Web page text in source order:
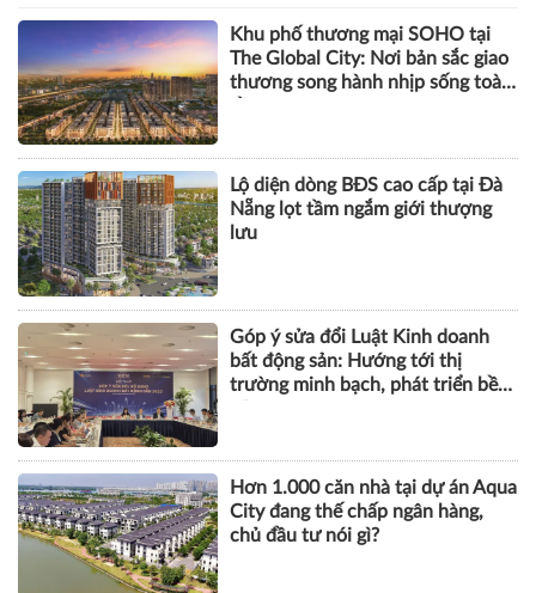
Khu phố thương mại SOHO tại
The Global City: Nơi bản sắc giao
thương song hành nhịp sống toàn
Lộ diện dòng BĐS cao cấp tại Đà
Nẵng lọt tầm ngắm giới thượng
lưu
Góp ý sửa đổi Luật Kinh doanh
bất động sản: Hướng tới thị
trường minh bạch, phát triển bền
Hơn 1.000 căn nhà tại dự án Aqua
City đang thế chấp ngân hàng,
chủ đầu tư nói gì?